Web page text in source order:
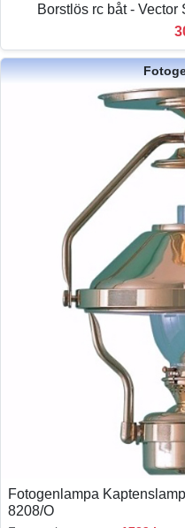
Borstlös rc båt -
Fotogenlampa
8208/O